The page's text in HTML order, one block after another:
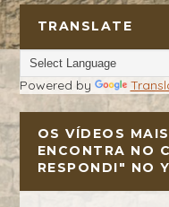
TRANSLATE
Powered by
OS VÍDEOS
ENCONTRA NO
RESPONDI" NO